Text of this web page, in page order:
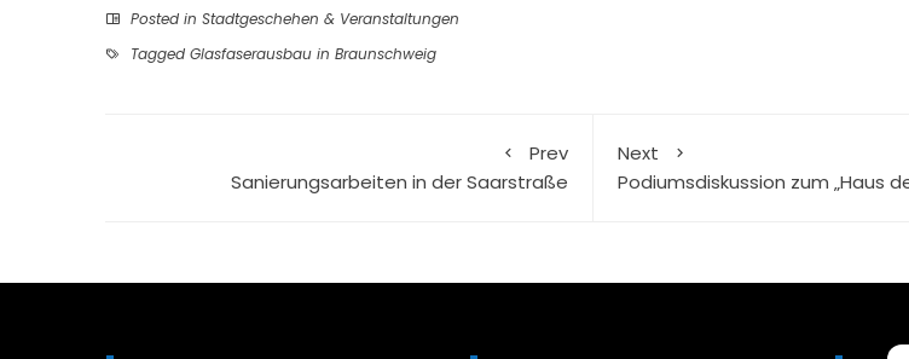
Posted in Stadtgeschehen & Veranstaltungen
Tagged Glasfaserausbau in Braunschweig
Prev
Sanierungsarbeiten in der Saarstraße
Next
Podiumsdiskussion zum „Haus